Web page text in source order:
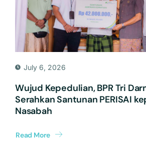
July 6, 2026
Wujud Kepedulian, BPR Tri
Serahkan Santunan PERISAI
Nasabah
Read More